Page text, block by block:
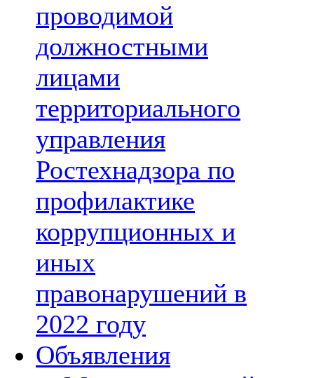
проводимой
должностными
лицами
территориального
управления
Ростехнадзора по
профилактике
коррупционных и
иных
правонарушений в
2022 году
Объявления